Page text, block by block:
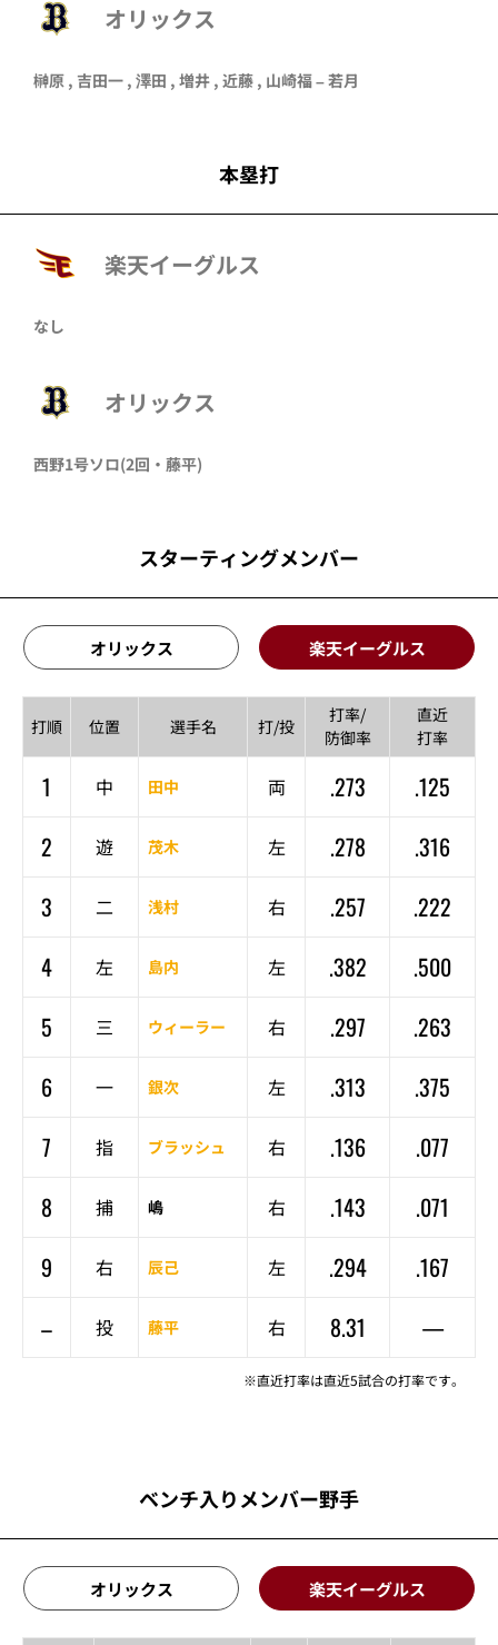
オリックス
榊原 , 吉田一 , 澤田 , 増井 , 近藤 , 山崎福–若月
本塁打
楽天イーグルス
なし
オリックス
西野1号ソロ(2回・ 藤平)
スターティングメンバー
オリックス 楽天イーグルス
打順 位置 選手名 打/投
打率/
防御率
直近
打率
1 中 田中 両 .273
.125
2
遊 茂木 左 .278
.316
3
二 浅村 右 .257
.222
4
左 島内 左 .382
.500
5
三 ウィーラー 右 .297
.263
6
一 銀次 左 .313
.375
7
指 ブラッシュ 右 .136
.077
8
捕 嶋 右 .143
.071
9
右 辰己 左 .294
.167
–
投 藤平 右 8.31 —
※直近打率は直近5試合の打率です。
ベンチ入りメンバー野手
オリックス 楽天イーグルス